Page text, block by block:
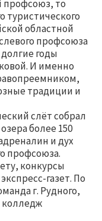
профсоюз, то
туристического
областной
профсоюза
годы
И именно
традиции и
слёт собрал
более 150
и дух
профсоюза.
конкурсы
газет. По
г. Рудного,
колледж